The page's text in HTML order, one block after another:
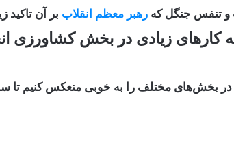
و تنفس جنگل که رهبر معظم انقلاب بر آن تاکید
کارهای زیادی در بخش کشاورزی
بخش‌های مختلف را به خوبی منعکس کنیم تا